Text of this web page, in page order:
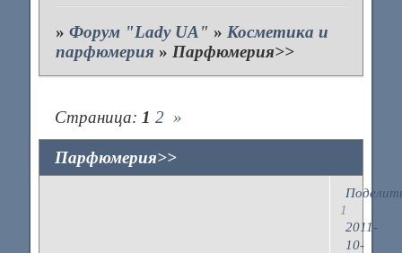
»Форум "Lady UA" » Косметика и
парфюмерия » Парфюмерия>>
Парфюмерия>>
Страница:1 2 »
1
2011-
10-